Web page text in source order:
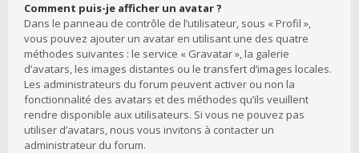
Comment puis-je afficher un avatar ?
Dans le panneau de contrôle de l’utilisateur, sous « Profil »,
vous pouvez ajouter un avatar en utilisant une des quatre
méthodes suivantes : le service « Gravatar », la galerie
d’avatars, les images distantes ou le transfert d’images locales.
Les administrateurs du forum peuvent activer ou non la
fonctionnalité des avatars et des méthodes qu’ils veuillent
rendre disponible aux utilisateurs. Si vous ne pouvez pas
utiliser d’avatars, nous vous invitons à contacter un
administrateur du forum.